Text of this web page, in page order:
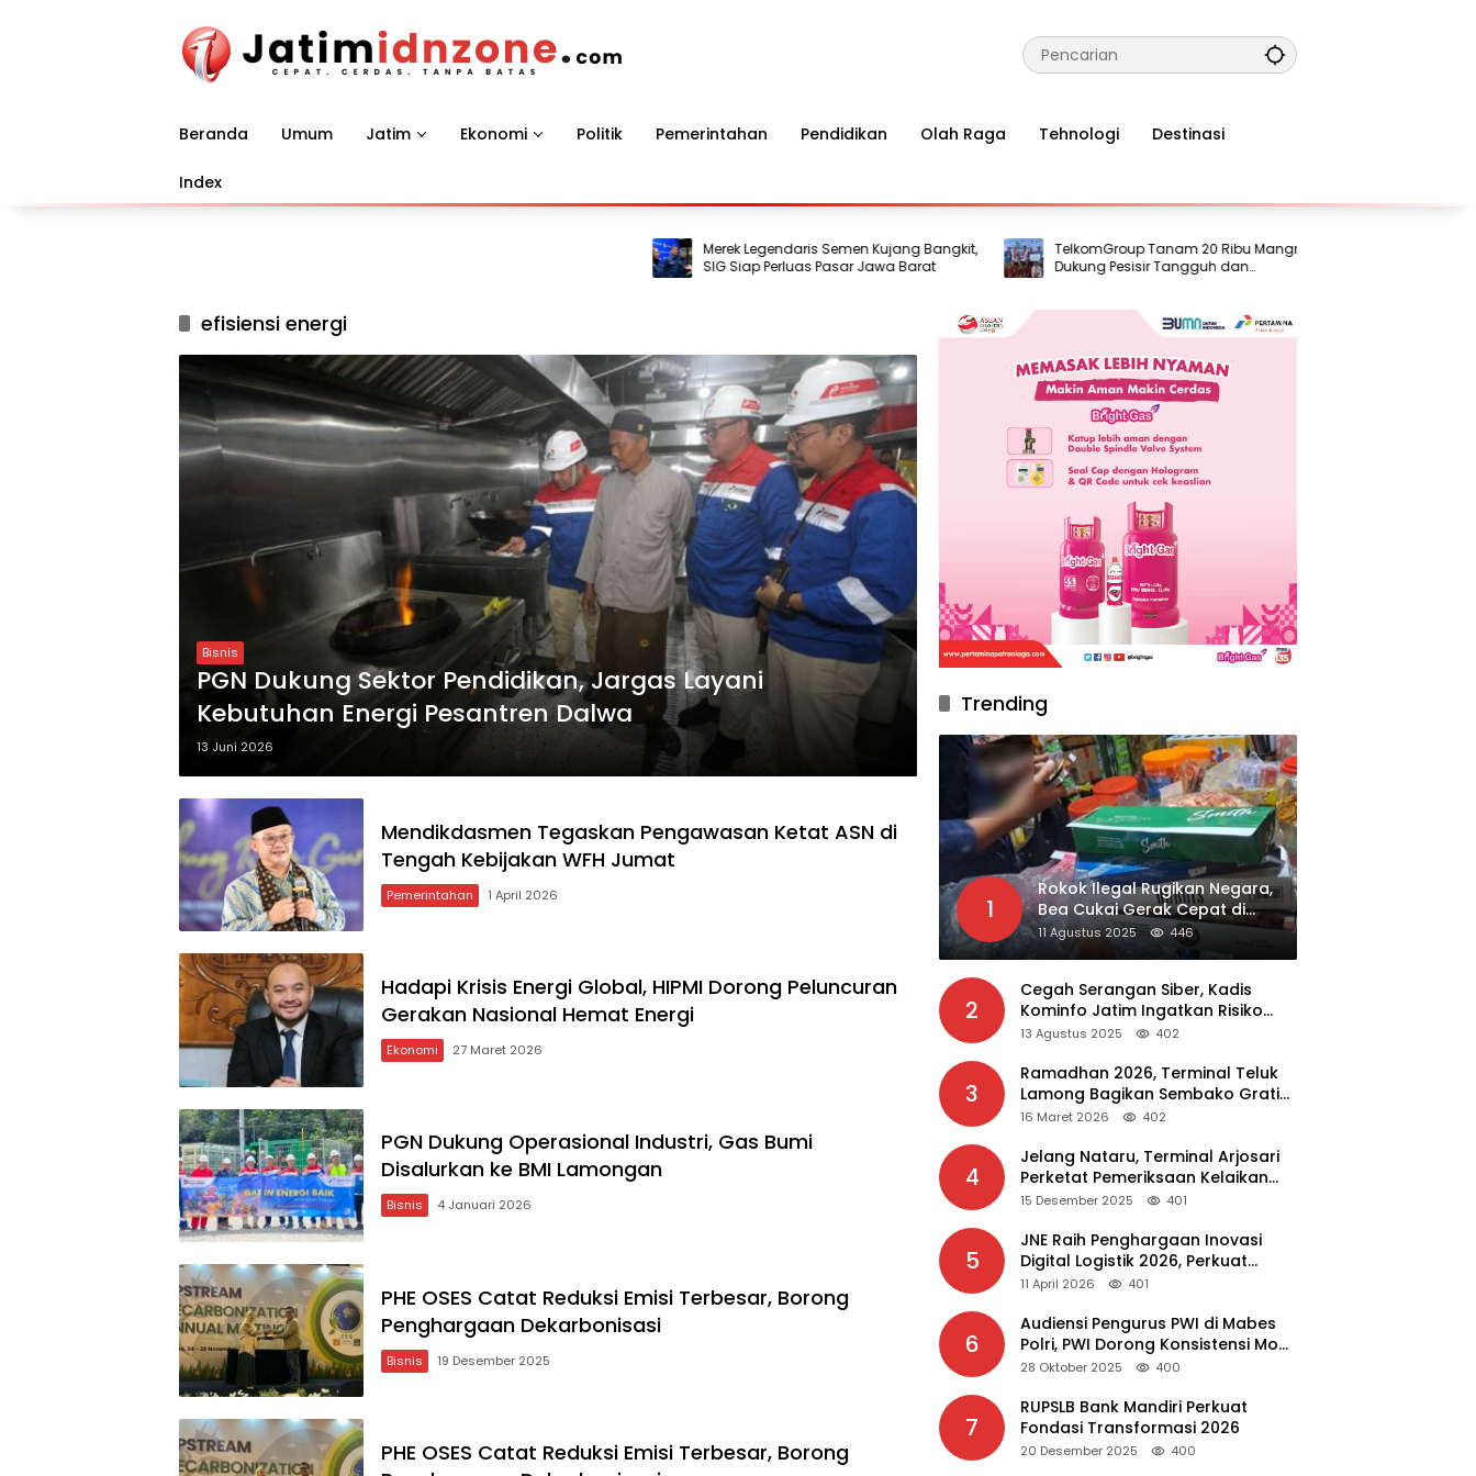
Beranda Umum Jatim Ekonomi Politik Pemerintahan Pendidikan Olah Raga Tehnologi Destinasi
Index
Merek Legendaris Semen Kujang Bangkit,
SIG Siap Perluas Pasar Jawa Barat
TelkomGroup Tanam 20 Ribu Mangrove,
Dukung Pesisir Tangguh dan
Berkelanjutan
efisiensi energi
Bisnis
PGN Dukung Sektor Pendidikan, Jargas Layani
Kebutuhan Energi Pesantren Dalwa
13 Juni 2026
Mendikdasmen Tegaskan Pengawasan Ketat ASN di
Tengah Kebijakan WFH Jumat
Pemerintahan 1 April 2026
Hadapi Krisis Energi Global, HIPMI Dorong Peluncuran
Gerakan Nasional Hemat Energi
Ekonomi 27 Maret 2026
PGN Dukung Operasional Industri, Gas Bumi
Disalurkan ke BMI Lamongan
Bisnis 4 Januari 2026
PHE OSES Catat Reduksi Emisi Terbesar, Borong
Penghargaan Dekarbonisasi
Bisnis 19 Desember 2025
PHE OSES Catat Reduksi Emisi Terbesar, Borong
Trending
1
Rokok Ilegal Rugikan Negara,
Bea Cukai Gerak Cepat di
Giripurno
11 Agustus 2025 446
2
Cegah Serangan Siber, Kadis
Kominfo Jatim Ingatkan Risiko
Malware dari Aplikasi Bajakan
13 Agustus 2025 402
3
Ramadhan 2026, Terminal Teluk
Lamong Bagikan Sembako Gratis
dan Takjil untuk Masyarakat
16 Maret 2026 402
4
Jelang Nataru, Terminal Arjosari
Perketat Pemeriksaan Kelaikan
Bus
15 Desember 2025 401
5
JNE Raih Penghargaan Inovasi
Digital Logistik 2026, Perkuat
Transformasi Layanan
11 April 2026 401
6
Audiensi Pengurus PWI di Mabes
Polri, PWI Dorong Konsistensi MoU
Dewan Pers – Polri
28 Oktober 2025 400
7
RUPSLB Bank Mandiri Perkuat
Fondasi Transformasi 2026
20 Desember 2025 400